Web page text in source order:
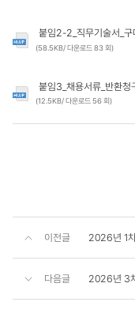
붙임2-2_직무기술서_
(58.5KB/ 다운로드 83 회)
붙임3_채용서류_반환청
(12.5KB/ 다운로드 56 회)
이전글 2026년 1
다음글 2026년 3